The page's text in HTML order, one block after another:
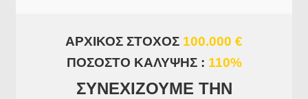
ΑΡΧΙΚΟΣ ΣΤΟΧΟΣ 100.000 €
ΠΟΣΟΣΤΟ ΚΑΛΥΨΗΣ : 110%
ΣΥΝΕΧΙΖΟΥΜΕ ΤΗΝ